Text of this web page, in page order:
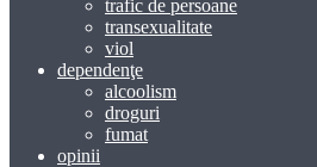
trafic de persoane
transexualitate
viol
dependenţe
alcoolism
droguri
fumat
opinii